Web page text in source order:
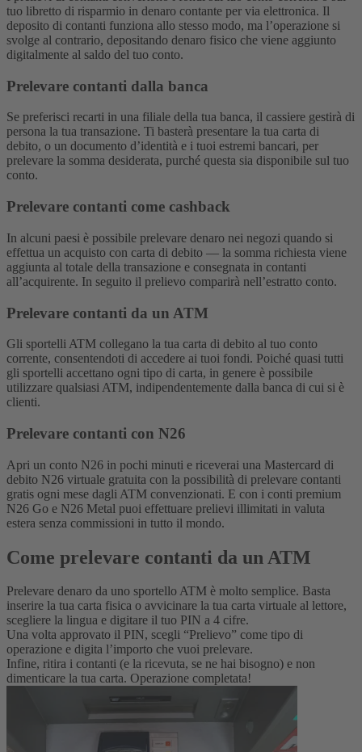
tuo libretto di risparmio in denaro contante per via elettronica. Il
deposito di contanti funziona allo stesso modo, ma l’operazione si
svolge al contrario, depositando denaro fisico che viene aggiunto
digitalmente al saldo del tuo conto.
Prelevare contanti dalla banca
Se preferisci recarti in una filiale della tua banca, il cassiere gestirà di
persona la tua transazione. Ti basterà presentare la tua carta di
debito, o un documento d’identità e i tuoi estremi bancari, per
prelevare la somma desiderata, purché questa sia disponibile sul tuo
conto.
Prelevare contanti come cashback
In alcuni paesi è possibile prelevare denaro nei negozi quando si
effettua un acquisto con carta di debito — la somma richiesta viene
aggiunta al totale della transazione e consegnata in contanti
all’acquirente. In seguito il prelievo comparirà nell’estratto conto.
Prelevare contanti da un ATM
Gli sportelli ATM collegano la tua carta di debito al tuo conto
corrente, consentendoti di accedere ai tuoi fondi. Poiché quasi tutti
gli sportelli accettano ogni tipo di carta, in genere è possibile
utilizzare qualsiasi ATM, indipendentemente dalla banca di cui si è
clienti.
Prelevare contanti con N26
Apri un conto N26 in pochi minuti e riceverai una Mastercard di
debito N26 virtuale gratuita con la possibilità di prelevare contanti
gratis ogni mese dagli ATM convenzionati. E con i conti premium
N26 Go e N26 Metal puoi effettuare prelievi illimitati in valuta
estera senza commissioni in tutto il mondo.
Come prelevare contanti da un ATM
Prelevare denaro da uno sportello ATM è molto semplice. Basta
inserire la tua carta fisica o avvicinare la tua carta virtuale al lettore,
scegliere la lingua e digitare il tuo PIN a 4 cifre.
Una volta approvato il PIN, scegli “Prelievo” come tipo di
operazione e digita l’importo che vuoi prelevare.
Infine, ritira i contanti (e la ricevuta, se ne hai bisogno) e non
dimenticare la tua carta. Operazione completata!